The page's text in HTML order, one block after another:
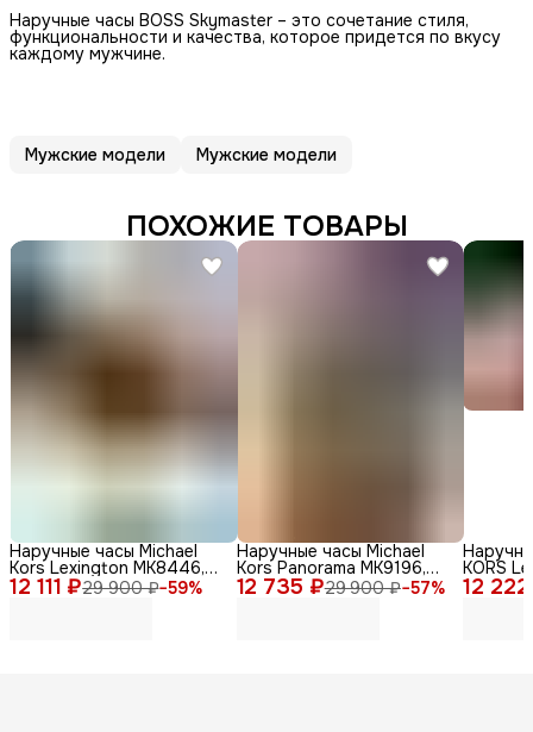
Наручные часы BOSS Skymaster – это сочетание стиля,
функциональности и качества, которое придется по вкусу
каждому мужчине.
Мужские модели Мужские модели
ПОХОЖИЕ ТОВАРЫ
12 111 ₽29 900 ₽−59%
Наручные часы Michael
Kors Lexington MK8446,
мужские, кварцевый
механизм, золотые
12 735 ₽29 900 ₽−57%
Наручные часы Michael
Kors Panorama MK9196,
нержавеющая сталь,
серебристый
12
KORS
сталь